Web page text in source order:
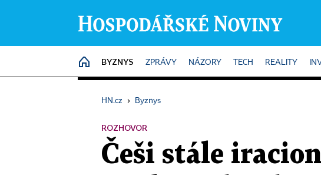
HOME
BYZNYS ZPRÁVY NÁZORY TECH REALITY
HN.cz › Byznys
ROZHOVOR
Češi stále